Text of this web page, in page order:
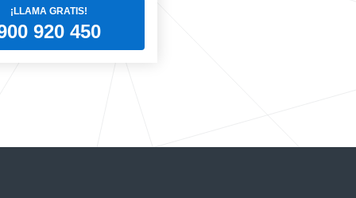
¡LLAMA GRATIS!
920 450